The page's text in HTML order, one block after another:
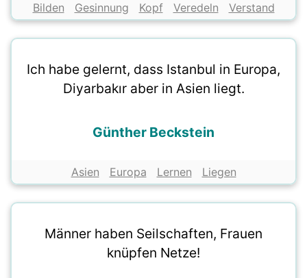
Bilden Gesinnung Kopf Veredeln Verstand
Ich habe gelernt, dass Istanbul in Europa,
Diyarbakır aber in Asien liegt.
Günther Beckstein
Asien Europa Lernen Liegen
Männer haben Seilschaften, Frauen
knüpfen Netze!